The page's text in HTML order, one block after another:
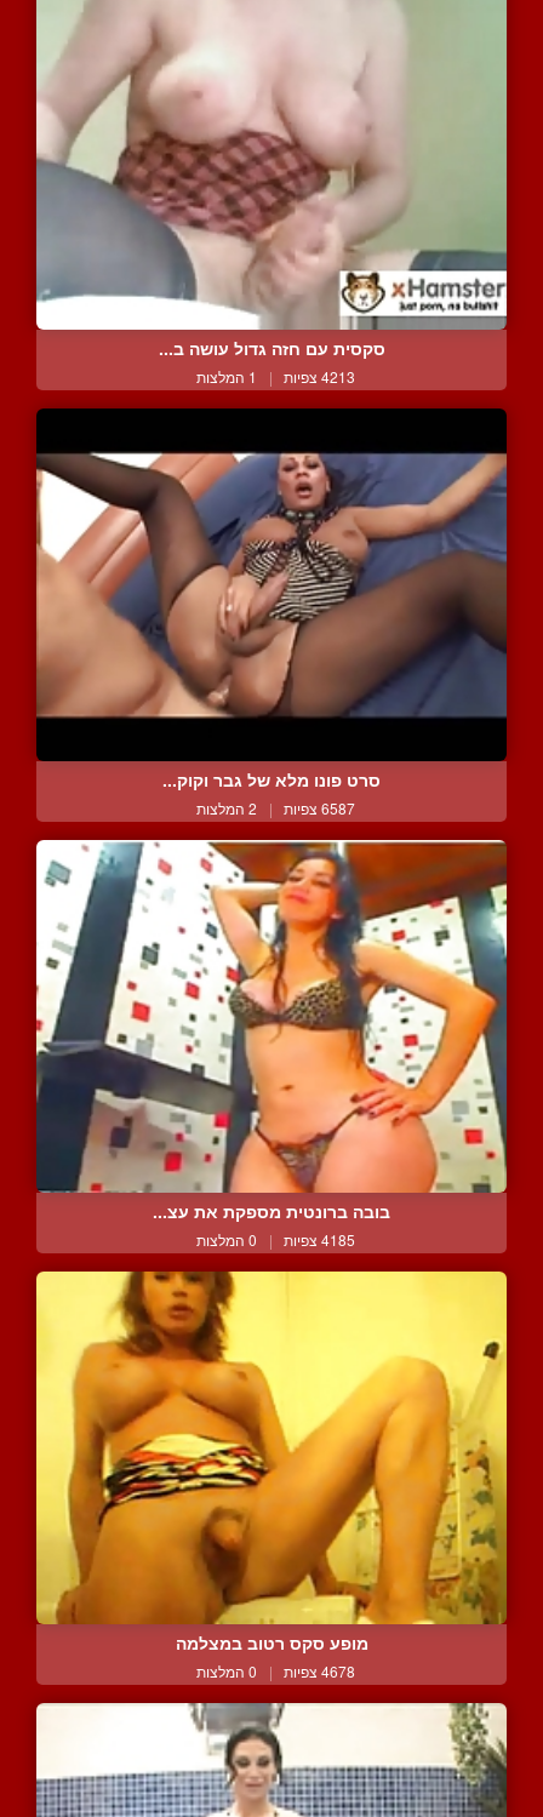
סקסית עם חזה גדול עושה ב...
4213 צפיות | 1 המלצות
סרט פונו מלא של גבר וקוק...
6587 צפיות | 2 המלצות
בובה ברונטית מספקת את עצ...
4185 צפיות | 0 המלצות
מופע סקס רטוב במצלמה
4678 צפיות | 0 המלצות